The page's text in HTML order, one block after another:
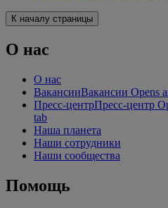
К началу страницы
О нас
О нас
ВакансииВакансии Opens
Пресс-центрПресс-центр
tab
Наша планета
Наши сотрудники
Наши сообщества
Помощь